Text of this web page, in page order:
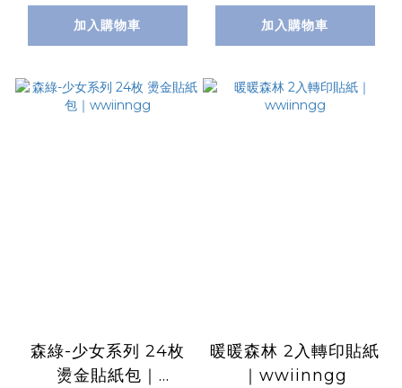
加入購物車 加入購物車
森綠-少女系列 24枚
燙金貼紙包｜
暖暖森林 2入轉印貼紙
｜wwiinngg